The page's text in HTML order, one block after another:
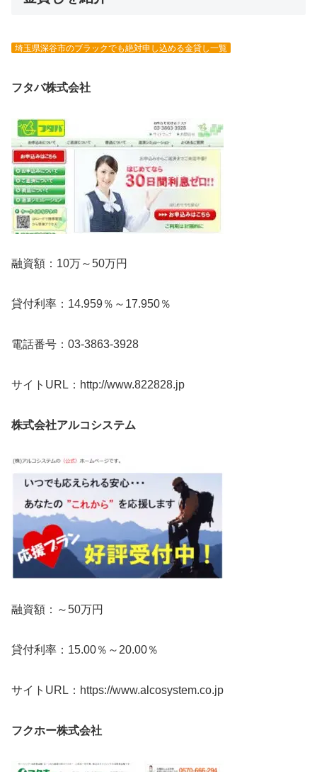
埼玉県深谷市のブラックでも絶対申し込める金貸し一覧
フタバ株式会社
融資額：10万～50万円
貸付利率：14.959％～17.950％
電話番号：03-3863-3928
サイトURL：http://www.822828.jp
株式会社アルコシステム
融資額：～50万円
貸付利率：15.00％～20.00％
サイトURL：https://www.alcosystem.co.jp
フクホー株式会社